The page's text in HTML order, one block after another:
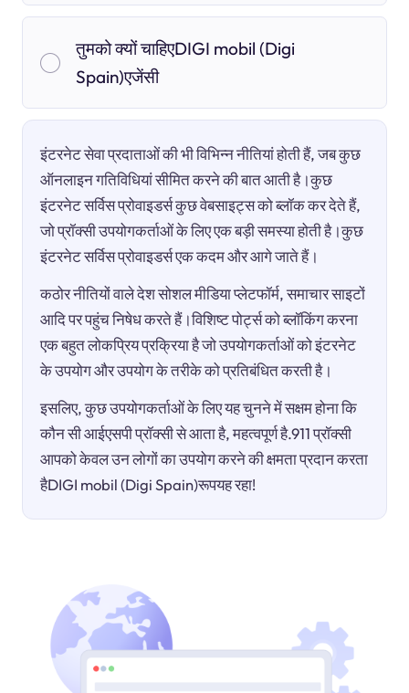
तुमको क्यों चाहिएDIGI mobil (Digi
Spain)एजेंसी
इंटरनेट सेवा प्रदाताओं की भी विभिन्न नीतियां होती हैं, जब कुछ
ऑनलाइन गतिविधियां सीमित करने की बात आती है।कुछ
इंटरनेट सर्विस प्रोवाइडर्स कुछ वेबसाइट्स को ब्लॉक कर देते हैं,
जो प्रॉक्सी उपयोगकर्ताओं के लिए एक बड़ी समस्या होती है।कुछ
इंटरनेट सर्विस प्रोवाइडर्स एक कदम और आगे जाते हैं।
कठोर नीतियों वाले देश सोशल मीडिया प्लेटफॉर्म, समाचार साइटों
आदि पर पहुंच निषेध करते हैं।विशिष्ट पोर्ट्स को ब्लॉकिंग करना
एक बहुत लोकप्रिय प्रक्रिया है जो उपयोगकर्ताओं को इंटरनेट
के उपयोग और उपयोग के तरीके को प्रतिबंधित करती है।
इसलिए, कुछ उपयोगकर्ताओं के लिए यह चुनने में सक्षम होना कि
कौन सी आईएसपी प्रॉक्सी से आता है, महत्वपूर्ण है.911 प्रॉक्सी
आपको केवल उन लोगों का उपयोग करने की क्षमता प्रदान करता
हैDIGI mobil (Digi Spain)रूपयह रहा!